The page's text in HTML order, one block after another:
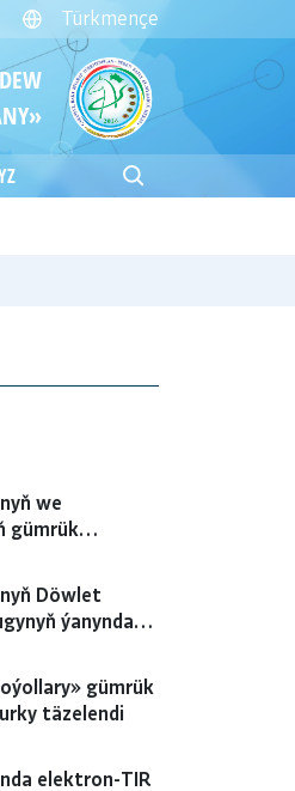
Türkmençe
we
gümrük
meselelerini
Döwlet
ýanyndaky
geçirildi
gümrük
täzelendi
elektron-TIR